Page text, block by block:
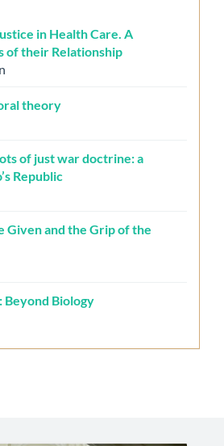
in Health Care. A
of their Relationship
theory
of just war doctrine: a
Republic
Given and the Grip of the
Beyond Biology